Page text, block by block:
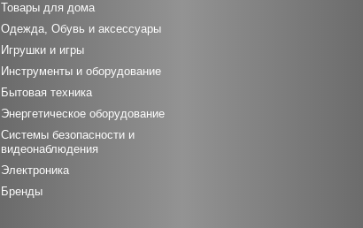
Товары для дома
Одежда, Обувь и аксессуары
Игрушки и игры
Инструменты и оборудование
Бытовая техника
Энергетическое оборудование
Системы безопасности и
видеонаблюдения
Электроника
Бренды